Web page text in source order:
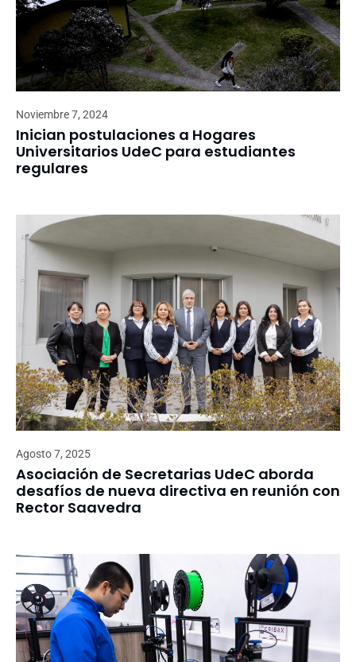
Noviembre 7, 2024
Inician postulaciones a Hogares
Universitarios UdeC para estudiantes
regulares
Agosto 7, 2025
Asociación de Secretarias UdeC aborda
desafíos de nueva directiva en reunión con
Rector Saavedra